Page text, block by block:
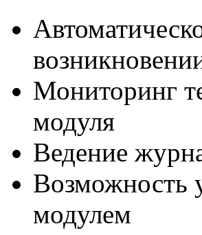
Мониторинг
модуля
Ведение
Возможность
модулем